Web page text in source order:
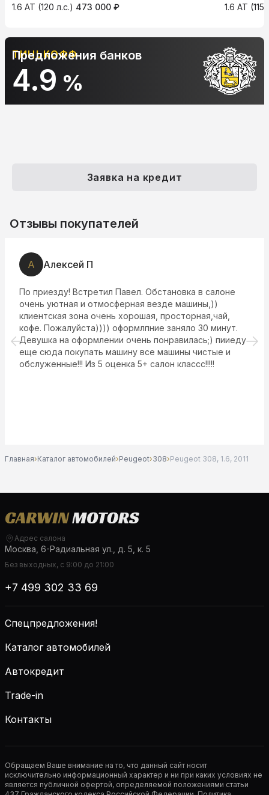
1.6 AT (120 л.с.) 473 000 ₽ 1.6 AT (115
АЛЬФА-БАНК
10.9%
Предложения банков
Заявка на кредит
Отзывы покупателей
А Алексей П
По приезду! Встретил Павел. Обстановка в салоне
очень уютная и отмосферная везде машины,))
клиентская зона очень хорошая, просторная,чай,
кофе. Пожалуйста)))) оформлпние заняло 30 минут.
Девушка на оформлении очень понравилась;) пииеду
еще сюда покупать машину все машины чистые и
обслуженные!!! Из 5 оценка 5+ салон классс!!!!!
Главная›Каталог автомобилей›Peugeot›308›Peugeot 308, 1.6, 2011
Адрес салона
Москва, 6-Радиальная ул., д. 5, к. 5
Без выходных, с 9:00 до 21:00
+7 499 302 33 69
Спецпредложения!
Каталог автомобилей
Автокредит
Trade-in
Контакты
Обращаем Ваше внимание на то, что данный сайт носит
исключительно информационный характер и ни при каких условиях не
является публичной офертой, определяемой положениями статьи